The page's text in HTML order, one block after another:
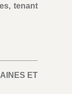
tenant
ET